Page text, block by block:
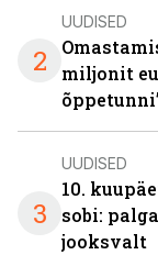
2
UUDISED
miljonit
3
UUDISED
10.
sobi:
jooksvalt